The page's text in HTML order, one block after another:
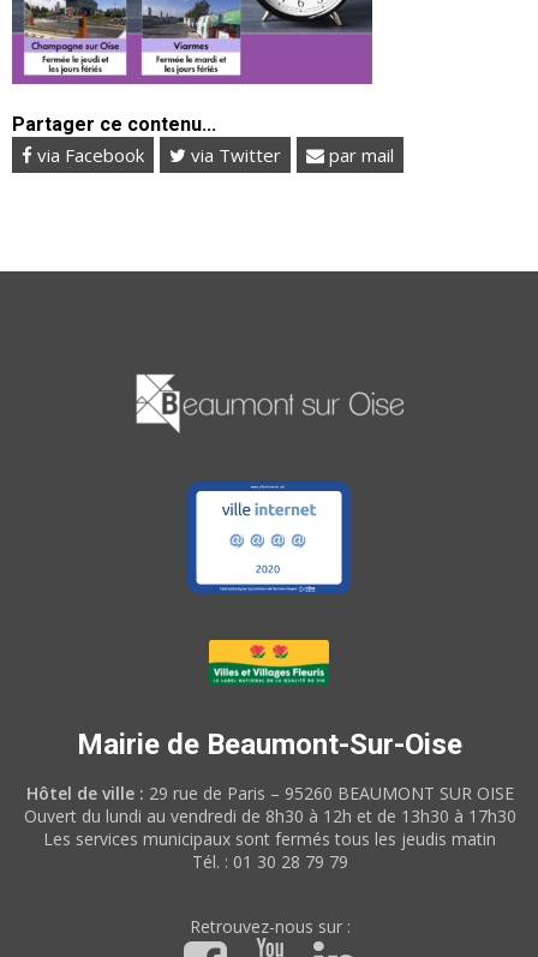
Partager ce contenu...
via Facebook via Twitter par mail
Mairie de Beaumont-Sur-Oise
Hôtel de ville : 29 rue de Paris – 95260 BEAUMONT SUR OISE
Ouvert du lundi au vendredi de 8h30 à 12h et de 13h30 à 17h30
Les services municipaux sont fermés tous les jeudis matin
Tél. : 01 30 28 79 79
Retrouvez-nous sur :